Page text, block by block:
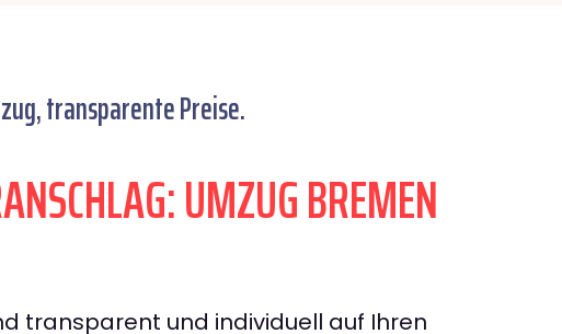
transparente Preise.
UMZUG BREMEN
transparent und individuell auf Ihren